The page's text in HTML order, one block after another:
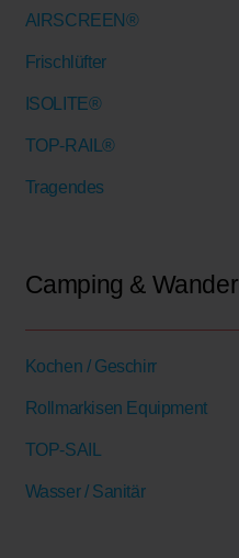
AIRSCREEN®
Frischlüfter
ISOLITE®
TOP-RAIL®
Tragendes
Camping &
Kochen / Geschirr
Rollmarkisen Equipment
TOP-SAIL
Wasser / Sanitär